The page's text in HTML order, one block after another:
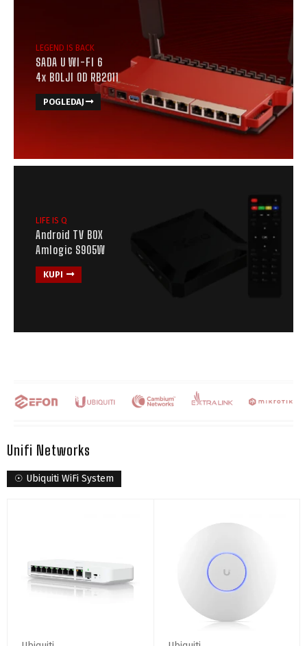
LEGEND IS BACK
SADA U WI-FI 6
4x BOLJI OD RB2011
POGLEDAJ
LIFE IS Q
Android TV BOX
Amlogic S905W
KUPI
Unifi Networks
☉ Ubiquiti WiFi System